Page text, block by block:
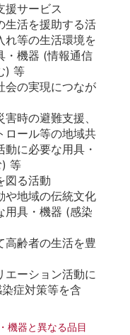
援サービス
生活を援助する活
れ等の生活環境を
・機器 (情報通信
) 等
会の実現につなが
時の避難支援、
ロール等の地域共
に必要な用具・
) 等
図る活動
や地域の伝統文化
用具・機器 (感染
高齢者の生活を豊
エーション活動に
症対策等を含
機器と異なる品目